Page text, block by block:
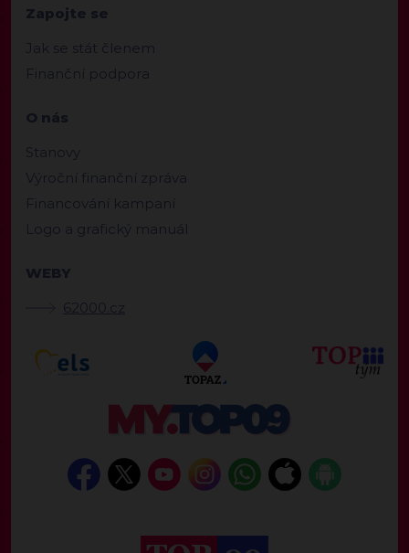
Zapojte se
Jak se stát členem
Finanční podpora
O nás
Stanovy
Výroční finanční zpráva
Financování kampaní
Logo a grafický manuál
WEBY
62000.cz